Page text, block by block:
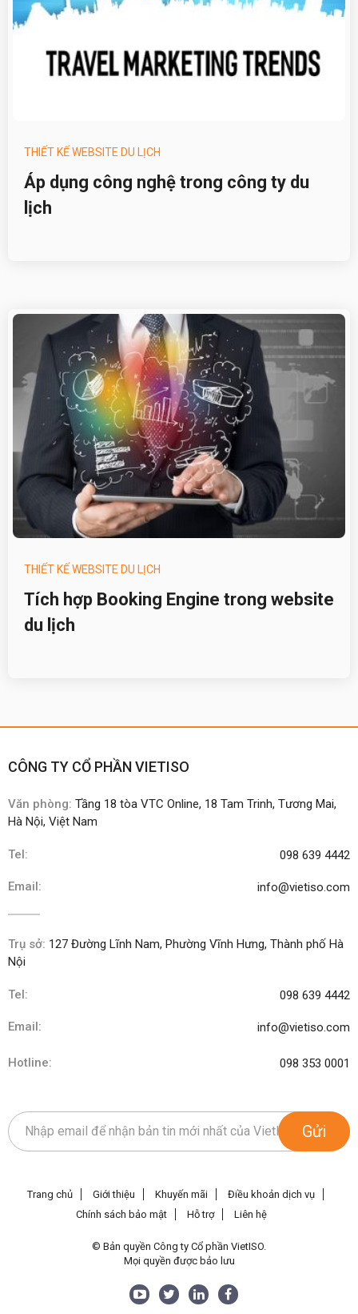
THIẾT KẾ WEBSITE DU LỊCH
Áp dụng công nghệ trong công ty du
lịch
THIẾT KẾ WEBSITE DU LỊCH
Tích hợp Booking Engine trong website
du lịch
CÔNG TY CỔ PHẦN VIETISO
Văn phòng: Tầng 18 tòa VTC Online, 18 Tam Trinh, Tương Mai,
Hà Nội, Việt Nam
Tel: 098 639 4442
Email: info@vietiso.com
Trụ sở: 127 Đường Lĩnh Nam, Phường Vĩnh Hưng, Thành phố Hà
Nội
Tel: 098 639 4442
Email: info@vietiso.com
Hotline: 098 353 0001
Gửi
Trang chủ Giới thiệu Khuyến mãi
Điều khoản dịch vụ
Chính sách bảo mật
Hỗ trợ Liên hệ
© Bản quyền Công ty Cổ phần VietISO.
Mọi quyền được bảo lưu